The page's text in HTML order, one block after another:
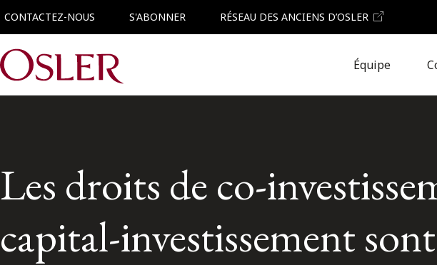
CONTACTEZ-NOUS S'ABONNER RÉSEAU DES ANCIENS D’OSLER
Main Navigation Équipe
Les droits de co-
capital-investissement